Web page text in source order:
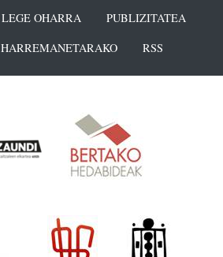
LEGE OHARRA
PUBLIZITATEA
HARREMANETARAKO RSS